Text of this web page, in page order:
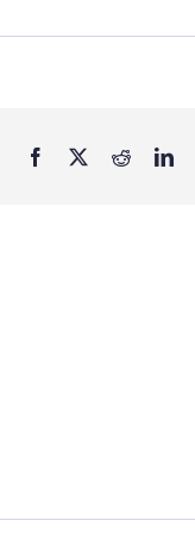
Facebook
X Reddit